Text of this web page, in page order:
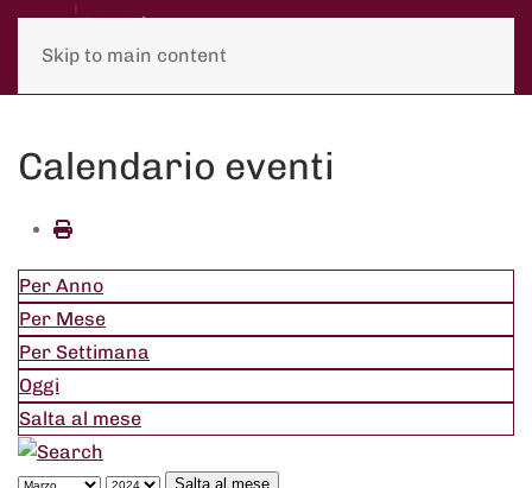
Skip to main content
Calendario eventi
Per Anno
Per Mese
Per Settimana
Oggi
Salta al mese
Salta al mese